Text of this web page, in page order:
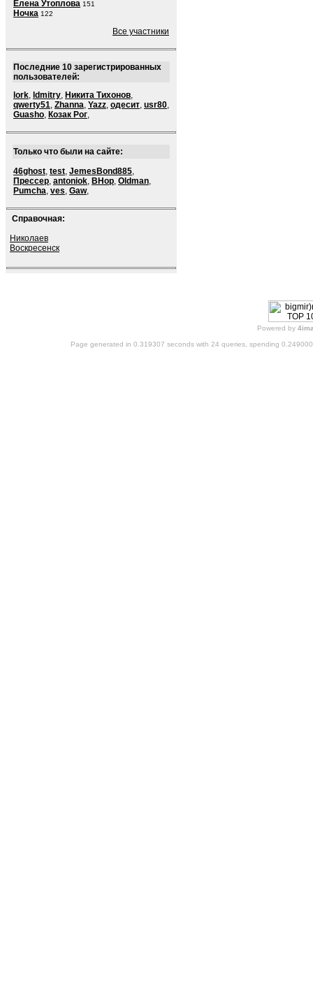
Елена Утоплова 151
Ночка 122
Все участники
Последние 10 зарегистрированных
пользователей:
lork, ldmitry, Никита Тихонов,
qwerty51, Zhanna, Yazz, одесит, usr80,
Guasho, Козак Рог,
Только что были на сайте:
46ghost, test, JemesBond885,
Прессер, antoniok, BHop, Oldman,
Pumcha, ves, Gaw,
Справочная:
Николаев
Воскресенск
Powered by
Page generated in 0.319307 seconds with 24 queries, spending